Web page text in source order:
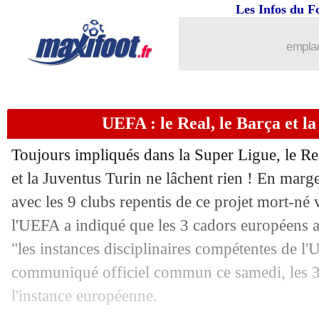
Les Infos du
UEFA : le Real, le Barça et
Toujours impliqués dans la Super Ligue, le
et la Juventus Turin ne lâchent rien ! En
avec les 9 clubs repentis de ce projet mort-né
l'UEFA a indiqué que les 3 cadors européens
"les instances disciplinaires compétentes de
communiqué officiel commun ce samedi, les
l'instance européenne.
: blessure au genou pour Verratti
08/05 Nantes: Blas a senti un déclic
Bordeaux: Baysse refuse de baisser
08/05 Esp.: Barça-Atletico, les compos
08/05 Lyon: Aouar, une valeur divisée par 2
08/05 L1: Nantes 3-0 Bordeaux (fini)
08/05 PSG : Neymar a prolongé ! (officiel)